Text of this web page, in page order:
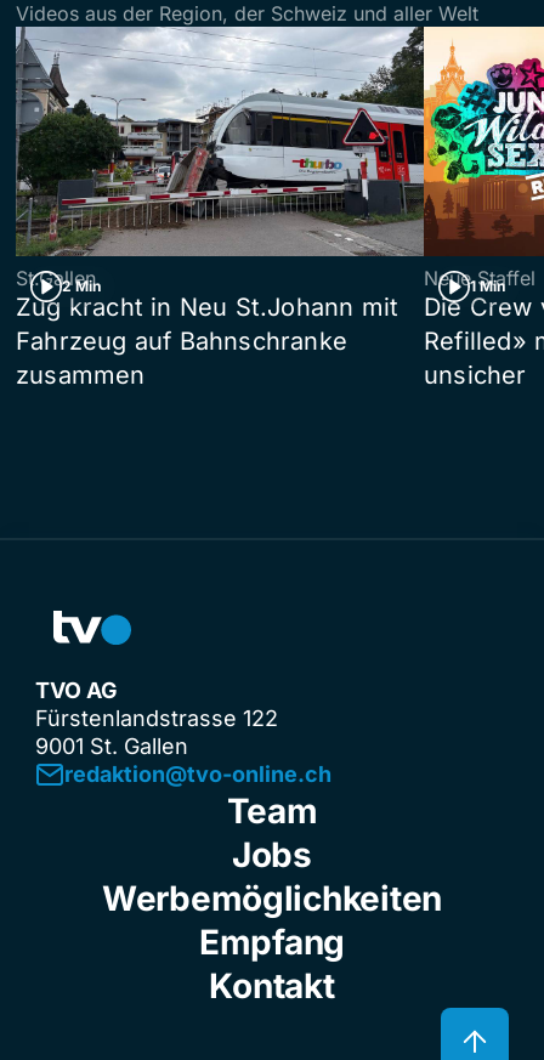
Videos aus der Region, der Schweiz und aller Welt
2 Min
St.Gallen
Zug kracht in Neu St.Johann mit
Fahrzeug auf Bahnschranke
zusammen
1 Min
Neue Staffel
Die Crew
Refilled»
unsicher
TVO AG
Fürstenlandstrasse 122
9001 St. Gallen
redaktion@tvo-online.ch
Team
Jobs
Werbemöglichkeiten
Empfang
Kontakt